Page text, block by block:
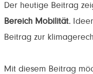
Der heutige Beitrag
Bereich Mobilität.
Beitrag zur
Mit diesem Beitrag